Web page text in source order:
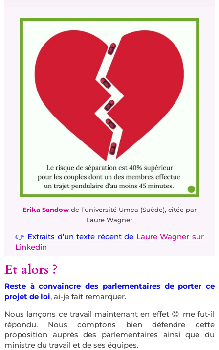
Erika Sandowde l’université Umea (Suède), citée par
Laure Wagner
👉 Extraits d’un texte récent de Laure Wagner sur
Linkedin
Et alors ?
Reste à convaincre des parlementaires de porter ce
projet de loi, ai-je fait remarquer.
Nous lançons ce travail maintenant en effet 😊 me fut-il
répondu. Nous comptons bien défendre cette
proposition auprès des parlementaires ainsi que du
ministre du travail et de ses équipes.